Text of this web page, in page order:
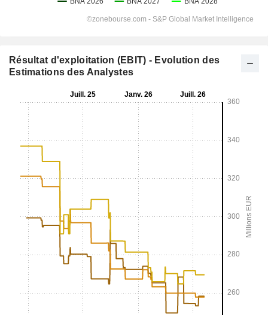
Résultat d'exploitation (EBIT) - Evolution des
Estimations des Analystes